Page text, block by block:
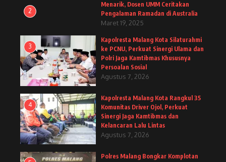
2
Menarik, Dosen UMM Ceritakan
Pengalaman Ramadan di Australia
Maret 19, 2025
3
Kapolresta Malang Kota Silaturahmi
ke PCNU, Perkuat Sinergi Ulama dan
Polri Jaga Kamtibmas Khususnya
Persoalan Sosial
Agustus 7, 2026
4
Kapolresta Malang Kota Rangkul 35
Komunitas Driver Ojol, Perkuat
Sinergi Jaga Kamtibmas dan
Kelancaran Lalu Lintas
Agustus 7, 2026
Polres Malang Bongkar Komplotan